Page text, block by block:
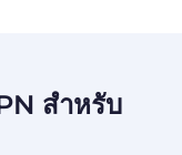
สำหรับ